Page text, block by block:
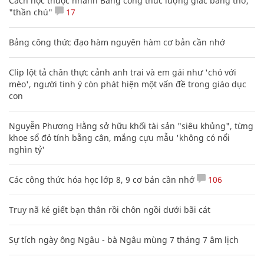
"thần chú"
17
Bảng công thức đạo hàm nguyên hàm cơ bản cần nhớ
Clip lột tả chân thực cảnh anh trai và em gái như 'chó với
mèo', người tinh ý còn phát hiện một vấn đề trong giáo dục
con
Nguyễn Phương Hằng sở hữu khối tài sản "siêu khủng", từng
khoe sổ đỏ tính bằng cân, mắng cựu mẫu 'không có nổi
nghìn tỷ'
Các công thức hóa học lớp 8, 9 cơ bản cần nhớ 106
Truy nã kẻ giết bạn thân rồi chôn ngồi dưới bãi cát
Sự tích ngày ông Ngâu - bà Ngâu mùng 7 tháng 7 âm lịch